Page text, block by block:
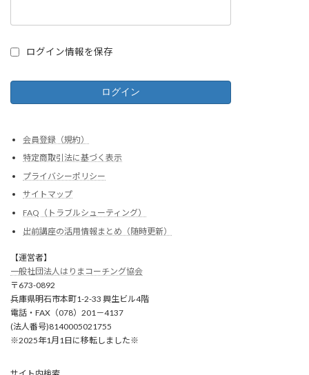
ログイン情報を保存
会員登録（規約）
特定商取引法に基づく表示
プライバシーポリシー
サイトマップ
FAQ（トラブルシューティング）
出前講座の活用情報まとめ（随時更新）
【運営者】
一般社団法人はりまコーチング協会
〒673-0892
兵庫県明石市本町1-2-33 興生ビル4階
電話・FAX（078）201－4137
(法人番号)8140005021755
※2025年1月1日に移転しました※